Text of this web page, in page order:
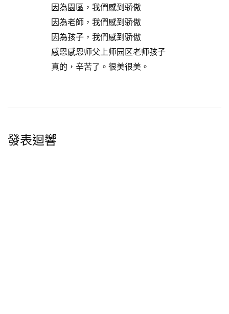
因為園區，我們感到骄傲
因為老師，我們感到骄傲
因為孩子，我們感到骄傲
感恩感恩师父上师园区老师孩子
真的，辛苦了。很美很美。
發表迴響